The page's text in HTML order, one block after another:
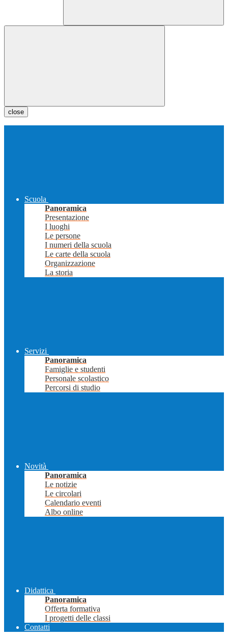
close
Scuola
Panoramica
Presentazione
I luoghi
Le persone
I numeri della scuola
Le carte della scuola
Organizzazione
La storia
Servizi
Panoramica
Famiglie e studenti
Personale scolastico
Percorsi di studio
Novità
Panoramica
Le notizie
Le circolari
Calendario eventi
Albo online
Didattica
Panoramica
Offerta formativa
I progetti delle classi
Contatti